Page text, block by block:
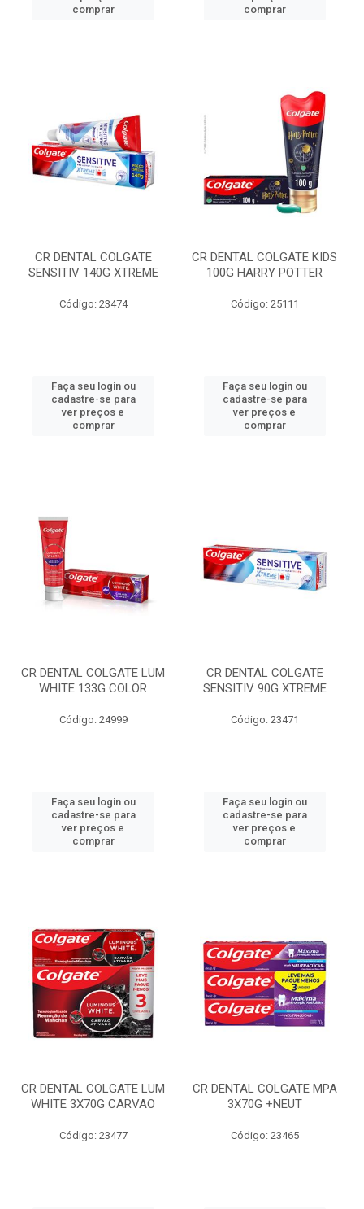
comprar
comprar
CR DENTAL COLGATE
SENSITIV 140G XTREME
Código: 23474
Faça seu login ou
cadastre-se para
ver preços e
comprar
CR DENTAL COLGATE KIDS
100G HARRY POTTER
Código: 25111
Faça seu login ou
cadastre-se para
ver preços e
comprar
CR DENTAL COLGATE LUM
WHITE 133G COLOR
Código: 24999
Faça seu login ou
cadastre-se para
ver preços e
comprar
CR DENTAL COLGATE
SENSITIV 90G XTREME
Código: 23471
Faça seu login ou
cadastre-se para
ver preços e
comprar
CR DENTAL COLGATE LUM
WHITE 3X70G CARVAO
Código: 23477
CR DENTAL COLGATE MPA
3X70G +NEUT
Código: 23465